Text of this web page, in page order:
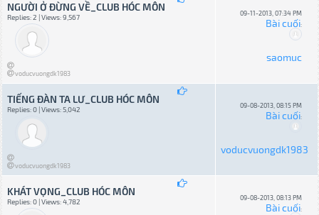
NGƯỜI Ở ĐỪNG VỀ_CLUB HÓC MÔN
Replies: 2 | Views: 9,567
voducvuongdk1983
09-11-2013, 07:34 PM
Bài cuối:
saomuc
TIẾNG ĐÀN TA LƯ_CLUB HÓC MÔN
Replies: 0 | Views: 5,042
voducvuongdk1983
09-08-2013, 08:15 PM
Bài cuối:
voducvuongdk1983
KHÁT VỌNG_CLUB HÓC MÔN
Replies: 0 | Views: 4,782 09-08-2013, 08:13 PM
Bài cuối: